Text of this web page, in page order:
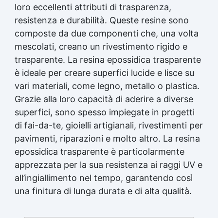
quantità necessaria di barretta. Impastare a
mano fino a ottenere un colore uniforme (ca. 1
min). Applicare immediatamente sulla
superficie pulita o leggermente bagnata.
Premere per far aderire bene. Lasciare indurire
(non muovere durante la presa). 🧠 Consigli
dell’esperto Per la massima adesione,
rimuovere sporco o alghe prima
dell’applicazione. Applicare su superfici ruvide
per migliorare l’ancoraggio. Non usare su PE, PP
o PTFE. Una volta indurito, può essere forato,
limato, carteggiato o verniciato. ❓ FAQ 👉
Posso usarlo per riparare una perdita in piscina
piena d’acqua? Sì! Aqua Stick è progettato per
applicazioni subacquee, anche a immersione
totale. 👉 Funziona anche su plastica? Sì, ma
solo su plastiche non oleose (escluse PE e PP).
👉 Si può verniciare dopo? Certamente: una
volta indurito è perfettamente verniciabile. 🏁
incollare una piastrella staccata sul fondo
piscina? Sì, è progettato proprio per
applicazioni subacquee dirette. 👉 Resiste al
cloro? Sì, è formulato per l’uso in piscine e
ambienti trattati con cloro. 👉 Serve un primer
prima dell’applicazione? No, basta pulire la
superficie e applicare direttamente lo stucco.
🏁 Perfetto per Piscine e spa Bordi vasca e
docce Centri benessere e hotel Manutentori e
installatori di rivestimenti ceramici
loro eccellenti attributi di trasparenza,
resistenza e durabilità. Queste resine sono
composte da due componenti che, una volta
mescolati, creano un rivestimento rigido e
trasparente. La resina epossidica trasparente
è ideale per creare superfici lucide e lisce su
vari materiali, come legno, metallo o plastica.
Grazie alla loro capacità di aderire a diverse
superfici, sono spesso impiegate in progetti
di fai-da-te, gioielli artigianali, rivestimenti per
pavimenti, riparazioni e molto altro. La resina
epossidica trasparente è particolarmente
apprezzata per la sua resistenza ai raggi UV e
all’ingiallimento nel tempo, garantendo così
una finitura di lunga durata e di alta qualità.